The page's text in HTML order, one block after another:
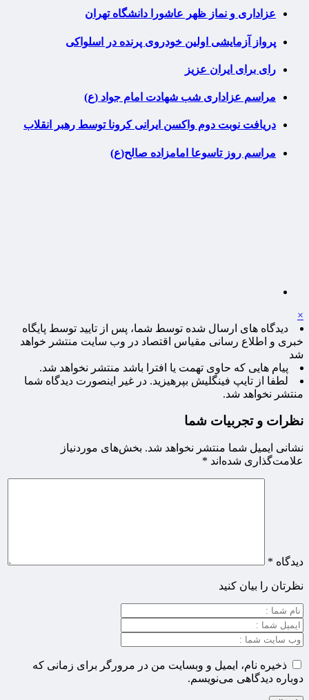
عزاداری و نماز ظهر عاشورا دانشگاه تهران
پرواز آزمایشی اولین خودروی پرنده در اسلواکی
رای برای ایران عزیز
مراسم عزاداری شب شهادت امام جواد (ع)
دریافت نوبت دوم واکسن ایرانی کرونا توسط رهبر انقلاب
مراسم روز تاسوعا امامزاده صالح(ع)
×
دیدگاه های ارسال شده توسط شما، پس از تایید توسط پایگاه
خبری و اطلاع رسانی مقیاس اقتصاد در وب سایت منتشر خواهد
شد
پیام هایی که حاوی تهمت یا افترا باشد منتشر نخواهد شد.
لطفا از تایپ فینگلیش بپرهیزید. در غیر اینصورت دیدگاه شما
منتشر نخواهد شد.
نظرات و تجربیات شما
نشانی ایمیل شما منتشر نخواهد شد. بخش‌های موردنیاز
علامت‌گذاری شده‌اند *
دیدگاه *
نظرتان را بیان کنید
ذخیره نام، ایمیل و وبسایت من در مرورگر برای زمانی که
دوباره دیدگاهی می‌نویسم.